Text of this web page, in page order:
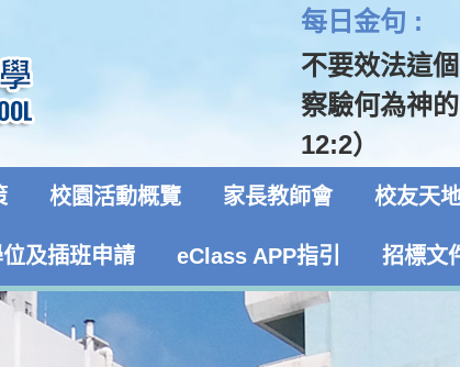
每日金句 :
不要效法這
察驗何為神
12:2）
校園活動概覽 家長教師會 校友天
及插班申請 eClass APP指引 招標文